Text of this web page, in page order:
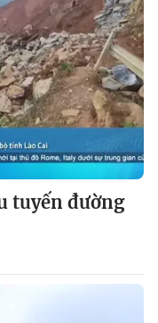
tuyến đường